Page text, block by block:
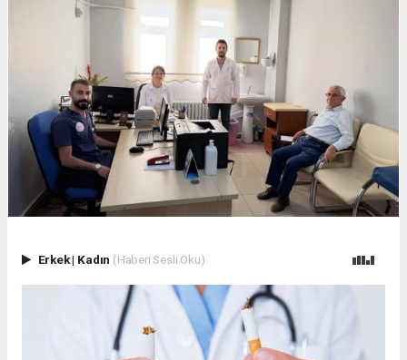
Erkek| Kadın (Haberi Sesli Oku)